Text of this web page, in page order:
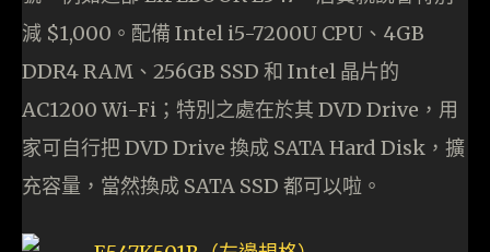
減 $1,000。配備 Intel i5-7200U CPU、4GB
DDR4 RAM、256GB SSD 和 Intel 晶片的
AC1200 Wi-Fi；特別之處在於其 DVD Drive，用
家可自行把 DVD Drive 換成 SATA Hard Disk，擴
充容量，當然換成 SATA SSD 都可以啦。